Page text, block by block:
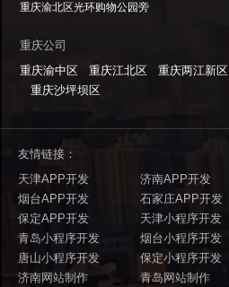
重庆渝北区光环购物公园旁
重庆公司
重庆渝中区
重庆江北区 重庆两江新区
重庆沙坪坝区
友情链接：
天津APP开发
济南APP开发
烟台APP开发
石家庄APP开发
保定APP开发
天津小程序开发
青岛小程序开发
烟台小程序开发
唐山小程序开发
保定小程序开发
济南网站制作
青岛网站制作